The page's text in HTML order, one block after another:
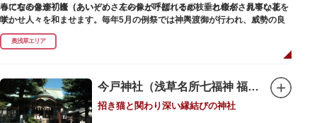
春になると逢初桜（あいぞめさくら）と呼ばれるが枝垂れ桜が、見事な花を
咲かせ人々を和ませます。毎年5月の例祭では神輿渡御が行われ、威勢の良
い掛け声とともに各町は活気にあふれます。
吉原弁財天は浅草名所七福神の一社・弁財天にあたり、七福神に関する授与
って右の像が「逢（あい）」、左の像が「初（そめ）」と命名されていま
す。
奥浅草エリア
今戸神社（浅草名所七福神 福禄寿）
招き猫と関わり深い縁結びの神社